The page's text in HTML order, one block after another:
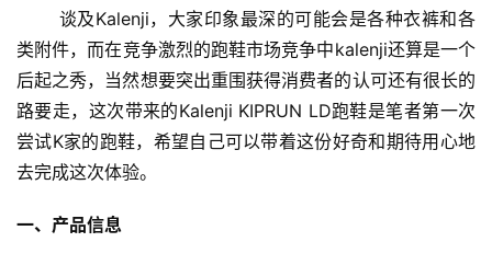
谈及Kalenji，大家印象最深的可能会是各种衣裤和各
类附件，而在竞争激烈的跑鞋市场竞争中kalenji还算是一个
后起之秀，当然想要突出重围获得消费者的认可还有很长的
路要走，这次带来的Kalenji KIPRUN LD跑鞋是笔者第一次
尝试K家的跑鞋，希望自己可以带着这份好奇和期待用心地
去完成这次体验。
一、产品信息